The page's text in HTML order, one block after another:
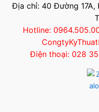
Địa chỉ: 40 Đường 17A,
Hotline:
Điện thoại: 028